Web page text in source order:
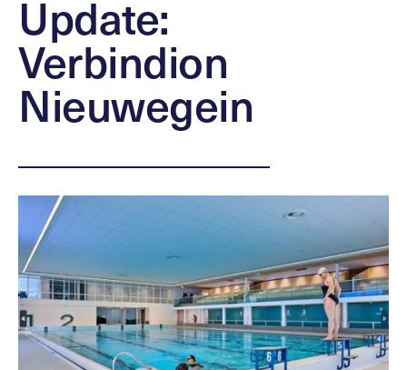
Update:
Verbindion
Nieuwegein